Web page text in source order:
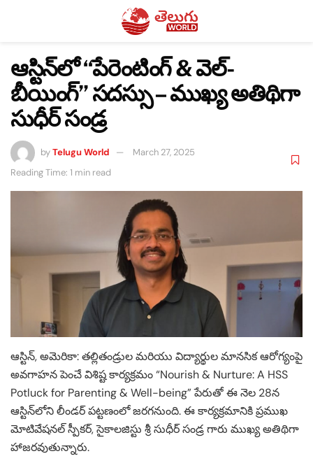
ఆస్టిన్‌లో “పేరెంటింగ్ & వెల్-
బీయింగ్” సదస్సు – ముఖ్య అతిథిగా
సుధీర్ సండ్ర
byTelugu World
March 27, 2025
Reading Time: 1 min read
ఆస్టిన్, అమెరికా: తల్లితండ్రుల మరియు విద్యార్థుల మానసిక ఆరోగ్యంపై
అవగాహన పెంచే విశిష్ట కార్యక్రమం “Nourish & Nurture: A HSS
Potluck for Parenting & Well-being” పేరుతో ఈ నెల 28న
ఆస్టిన్‌లోని లీండర్ పట్టణంలో జరగనుంది. ఈ కార్యక్రమానికి ప్రముఖ
మోటివేషనల్ స్పీకర్, సైకాలజిస్టు శ్రీ సుధీర్ సండ్ర గారు ముఖ్య అతిథిగా
హాజరవుతున్నారు.